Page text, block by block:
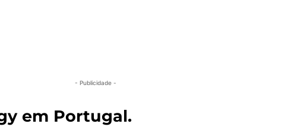
- Publicidade -
em Portugal.